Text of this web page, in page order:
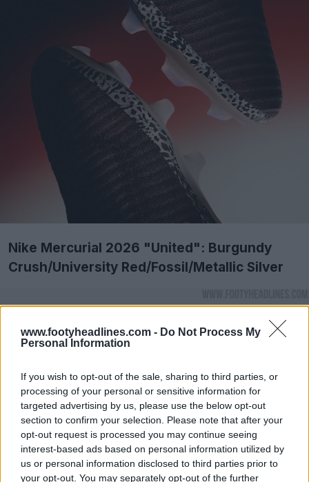
www.footyheadlines.com - Do Not Process My
Personal Information
If you wish to opt-out of the sale, sharing to third parties, or
processing of your personal or sensitive information for
targeted advertising by us, please use the below opt-out
section to confirm your selection. Please note that after your
opt-out request is processed you may continue seeing
interest-based ads based on personal information utilized by
us or personal information disclosed to third parties prior to
your opt-out. You may separately opt-out of the further
Nike Mercurial 2026 "United": Burgundy
Crush/University Red/Fossil/Metallic Silver